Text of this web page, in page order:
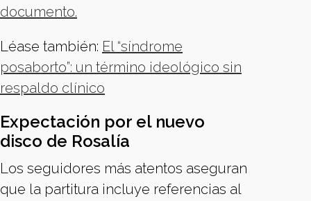
documento.
Léase también: El “síndrome
posaborto”: un término ideológico sin
respaldo clínico
Expectación por el nuevo
disco de Rosalía
Los seguidores más atentos aseguran
que la partitura incluye referencias al